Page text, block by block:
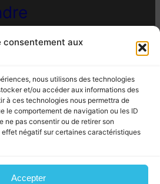
consentement aux
nous utilisons des technologies
et/ou accéder aux informations des
à ces technologies nous permettra de
le comportement de navigation ou les ID
ne pas consentir ou de retirer son
négatif sur certaines caractéristiques
Accepter
de stages
POLITIQUE DE CONFIDENTIALITÉ
(EU)
: 02 35 07 82 10 – Fax : 02
35 07 82 19
siege@lespep76.fr